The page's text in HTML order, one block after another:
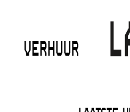
VERHUUR